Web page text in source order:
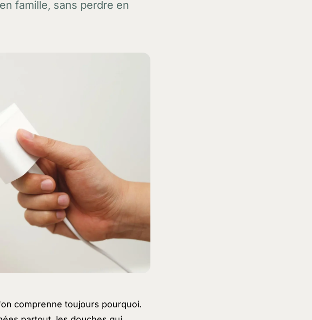
famille, sans perdre en
comprenne toujours pourquoi.